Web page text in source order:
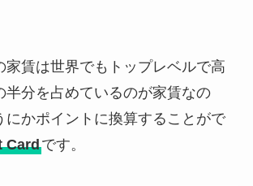
家賃は世界でもトップレベルで高
半分を占めているのが家賃なの
にかポイントに換算することがで
Cardです。